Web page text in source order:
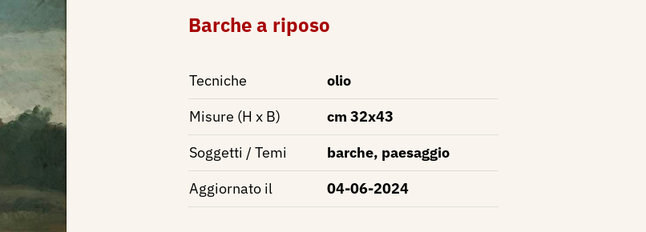
Barche a riposo
Tecniche
olio
Misure (H x B)
cm 32x43
Soggetti / Temi
barche, paesaggio
Aggiornato il
04-06-2024